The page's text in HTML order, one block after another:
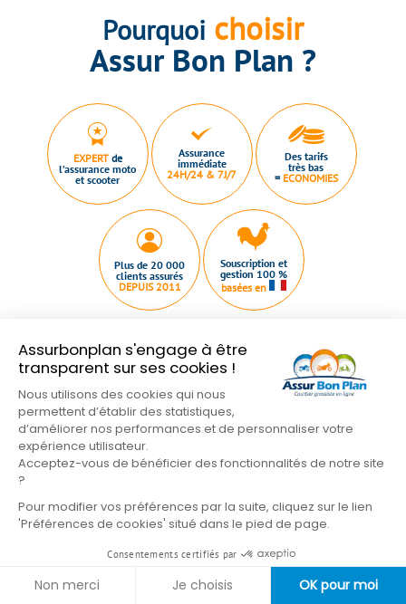
Assurbonplan s'engage à être
transparent sur ses cookies !
Nous utilisons des cookies qui nous
permettent d’établir des statistiques,
d’améliorer nos performances et de personnaliser votre
expérience utilisateur.
Acceptez-vous de bénéficier des fonctionnalités de notre site
?
Pour modifier vos préférences par la suite, cliquez sur le lien
'Préférences de cookies' situé dans le pied de page.
Consentements certifiés par
Non merci Je choisis OK pour moi
Pourquoi choisir
Assur Bon Plan ?
EXPERTde
l’assurance moto
et scooter
Assurance
immédiate
24H/24 & 7J/7
Des tarifs
très bas
= ECONOMIES
Plus de 20 000
clients assurés
DEPUIS 2011
Souscription et
gestion 100 %
basées en
Qui sommes nous ? Plan du site
Mentions légales
Conditions Générales
Nos partenaires
Formulaire de résiliation
Suivez-nous sur les réseaux